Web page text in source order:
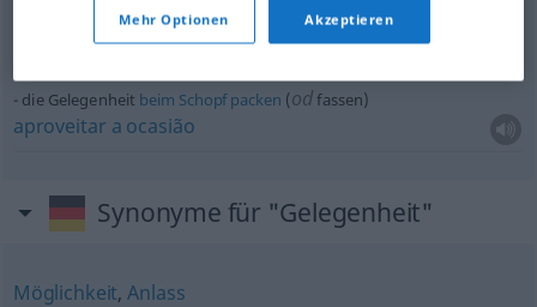
bei dieser Gelegenheit
propósito
die Gelegenheit beim Schopf packen (odfassen)
aproveitar a ocasião
Synonyme für "Gelegenheit"
Möglichkeit,Anlass
Mehr Optionen Akzeptieren